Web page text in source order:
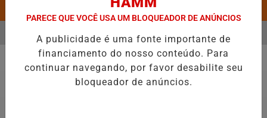
Pesquisar Notícia
EM JEQUIÉ E REFORÇA PROGRAMAÇÃO COM THALLES
EM ALTA
MENU
Economia
PARECE QUE VOCÊ USA UM BLOQUEADOR DE ANÚNCIOS
A publicidade é uma fonte importante de
financiamento do nosso conteúdo. Para
continuar navegando, por favor desabilite seu
bloqueador de anúncios.